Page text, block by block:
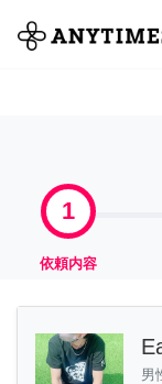
全て
1
依頼内容
男